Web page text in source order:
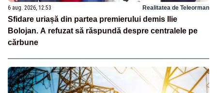
6 aug. 2026, 12:53 Realitatea de Teleorman
Sfidare uriașă din partea premierului demis Ilie
Bolojan. A refuzat să răspundă despre centralele pe
cărbune